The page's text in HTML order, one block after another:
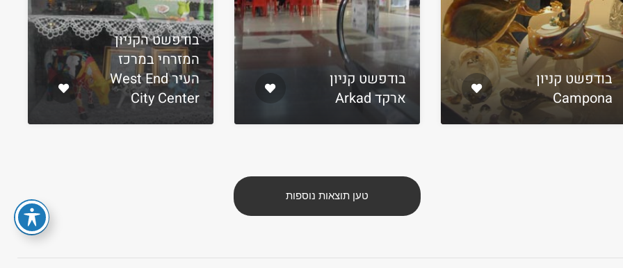
בודפשט קניון
Campona
בודפשט קניון
ארקד Arkad
בודפשט הקניון
המזרחי במרכז
העיר West End
City Center
טען תוצאות נוספות